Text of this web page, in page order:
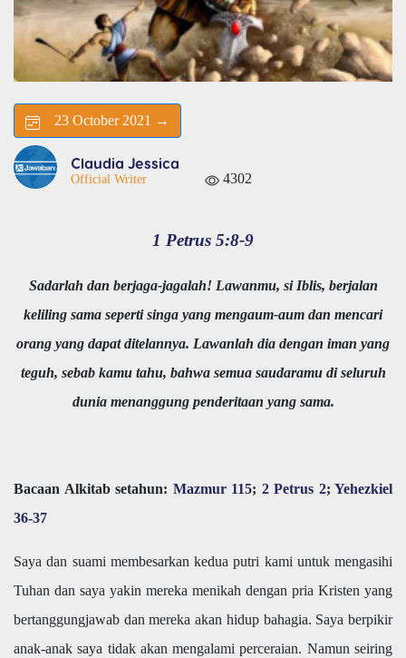
23 October 2021 →
Claudia Jessica
Official Writer 4302
1 Petrus 5:8-9
Sadarlah dan berjaga-jagalah! Lawanmu, si Iblis, berjalan
keliling sama seperti singa yang mengaum-aum dan mencari
orang yang dapat ditelannya. Lawanlah dia dengan iman yang
teguh, sebab kamu tahu, bahwa semua saudaramu di seluruh
dunia menanggung penderitaan yang sama.
Bacaan Alkitab setahun: Mazmur 115; 2 Petrus 2; Yehezkiel
36-37
Saya dan suami membesarkan kedua putri kami untuk mengasihi
Tuhan dan saya yakin mereka menikah dengan pria Kristen yang
bertanggungjawab dan mereka akan hidup bahagia. Saya berpikir
anak-anak saya tidak akan mengalami perceraian. Namun seiring